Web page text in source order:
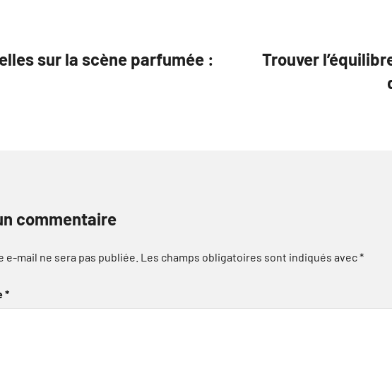
sur la scène parfumée :
Trouver
commentaire
e-mail ne sera pas publiée. Les champs obligatoires sont indiqués avec*
*